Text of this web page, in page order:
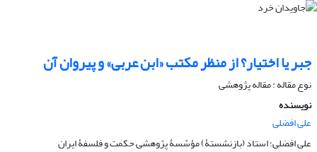
جبر یا اختیار؟ از منظر مکتب «ابن عربی» و پیروان آن
نوع مقاله : مقاله پژوهشی
نویسنده
علی افضلی
علی افضلی؛ استاد (بازنشستۀ) مؤسّسۀ پژوهشی حکمت و فلسفۀ ایران